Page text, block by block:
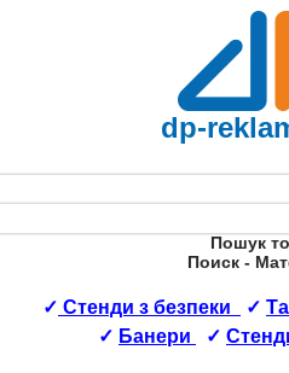
dp-
Пошук
Поиск -
✓ Стенди з безпеки ✓
✓ Банери ✓